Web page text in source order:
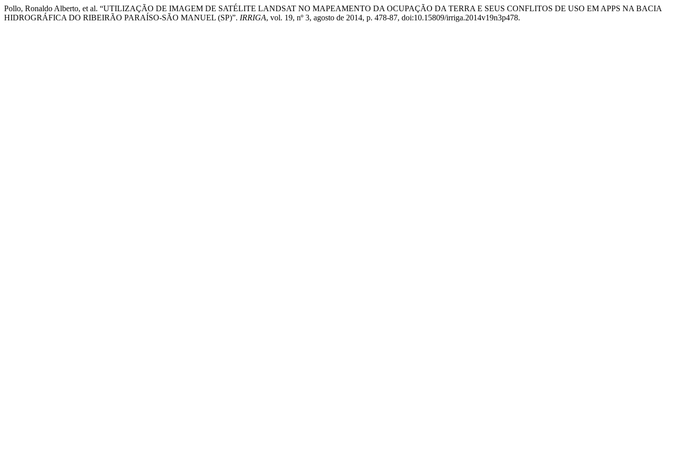
Pollo, Ronaldo Alberto, et al. “UTILIZAÇÃO DE IMAGEM DE SATÉLITE LANDSAT NO MAPEAMENTO DA OCUPAÇÃO DA TERRA E SEUS CONFLITOS DE USO EM APPS NA BACIA
HIDROGRÁFICA DO RIBEIRÃO PARAÍSO-SÃO MANUEL (SP)”. IRRIGA, vol. 19, nº 3, agosto de 2014, p. 478-87, doi:10.15809/irriga.2014v19n3p478.